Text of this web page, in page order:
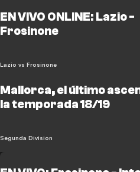
EN VIVO ONLINE: Lazio -
Frosinone
Lazio vs Frosinone
Mallorca, el último
la temporada 18/19
Segunda Division